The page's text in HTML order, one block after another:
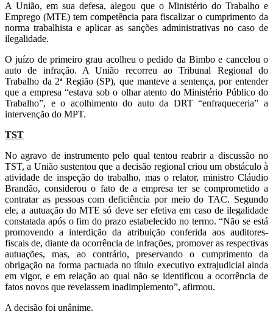
A União, em sua defesa, alegou que o Ministério do Trabalho e
Emprego (MTE) tem competência para fiscalizar o cumprimento da
norma trabalhista e aplicar as sanções administrativas no caso de
ilegalidade.
O juízo de primeiro grau acolheu o pedido da Bimbo e cancelou o
auto de infração. A União recorreu ao Tribunal Regional do
Trabalho da 2ª Região (SP), que manteve a sentença, por entender
que a empresa “estava sob o olhar atento do Ministério Público do
Trabalho”, e o acolhimento do auto da DRT “enfraqueceria” a
intervenção do MPT.
TST
No agravo de instrumento pelo qual tentou reabrir a discussão no
TST, a União sustentou que a decisão regional criou um obstáculo à
atividade de inspeção do trabalho, mas o relator, ministro Cláudio
Brandão, considerou o fato de a empresa ter se comprometido a
contratar as pessoas com deficiência por meio do TAC. Segundo
ele, a autuação do MTE só deve ser efetiva em caso de ilegalidade
constatada após o fim do prazo estabelecido no termo. “Não se está
promovendo a interdição da atribuição conferida aos auditores-
fiscais de, diante da ocorrência de infrações, promover as respectivas
autuações, mas, ao contrário, preservando o cumprimento da
obrigação na forma pactuada no título executivo extrajudicial ainda
em vigor, e em relação ao qual não se identificou a ocorrência de
fatos novos que revelassem inadimplemento”, afirmou.
A decisão foi unânime.